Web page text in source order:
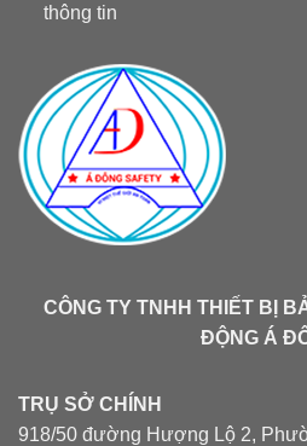
thông tin
CÔNG TY TNHH THIẾT BỊ
ĐỘNG Á
TRỤ SỞ CHÍNH
918/50 đường Hượng Lộ 2,